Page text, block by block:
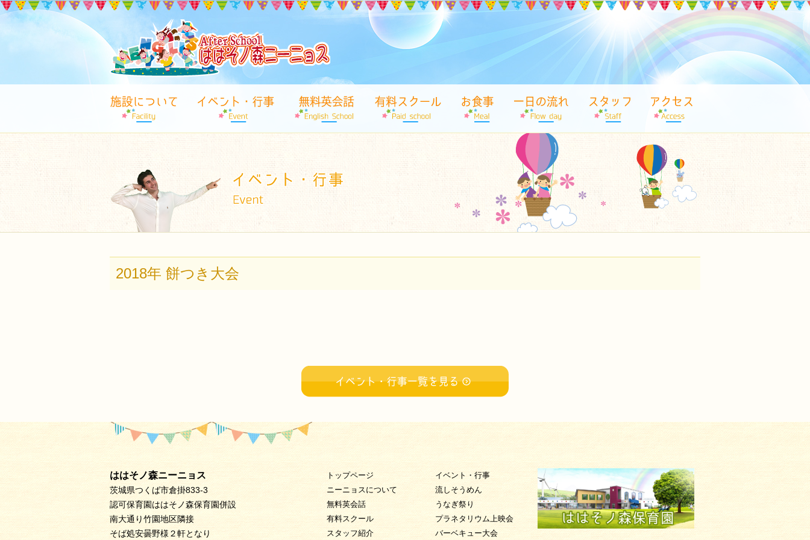
2018年 餅つき大会
ははそノ森ニーニョス
茨城県つくば市倉掛833-3
認可保育園ははそノ森保育園併設
南大通り竹園地区隣接
そば処安曇野様２軒となり
トップページ
ニーニョスについて
無料英会話
有料スクール
スタッフ紹介
イベント・行事
流しそうめん
うなぎ祭り
プラネタリウム上映会
バーベキュー大会